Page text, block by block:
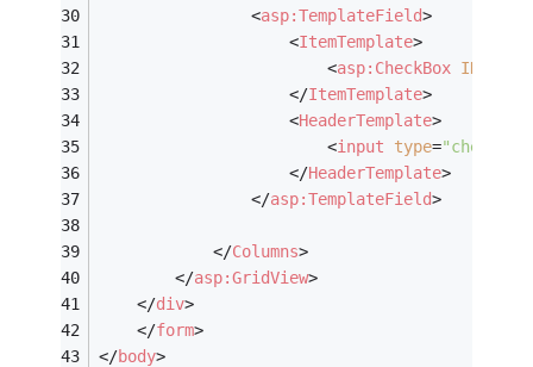
<asp:TemplateField>
<ItemTemplate>
<asp:CheckBox ID
</ItemTemplate>
<HeaderTemplate>
<input type=
</HeaderTemplate>
</asp:TemplateField>
</Columns>
</asp:GridView>
</div>
</form>
</body>